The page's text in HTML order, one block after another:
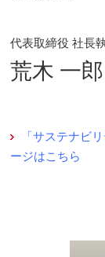
代表取締役 社長
荒木 一郎
「サステナビ
ージはこちら